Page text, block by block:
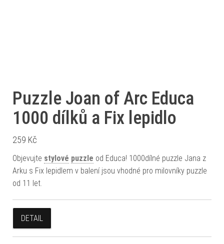
Puzzle Joan of Arc Educa
1000 dílků a Fix lepidlo
259 Kč
Objevujte stylové puzzle od Educa! 1000dílné puzzle Jana z
Arku s Fix lepidlem v balení jsou vhodné pro milovníky puzzle
od 11 let.
DETAIL